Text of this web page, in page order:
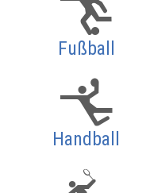
Fußball
Handball